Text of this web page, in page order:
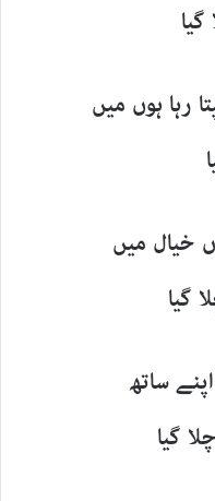
رہا ہوں میں
خیال میں
گیا
ساتھ
گیا